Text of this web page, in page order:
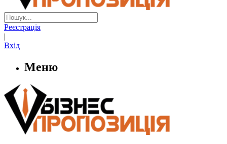
Реєстрація
|
Вхід
Меню